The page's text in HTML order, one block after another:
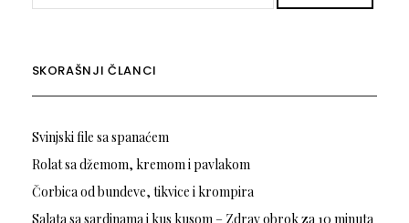
SKORAŠNJI ČLANCI
Svinjski file sa spanaćem
Rolat sa džemom, kremom i pavlakom
Čorbica od bundeve, tikvice i krompira
Salata sa sardinama i kus kusom – Zdrav obrok za 10 minuta